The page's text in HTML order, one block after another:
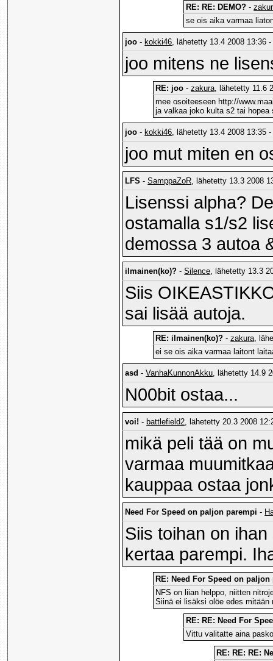
RE: RE: DEMO? -
se ois aika varmaa
joo - kokki46, lähetetty 13.4 2008 13:36
joo mitens ne
RE: joo -zakura, lähetetty 11.6
mee osoiteeseen http://
ja valkaa joko kulta s2 tai
joo - kokki46, lähetetty 13.4 2008 13:35
joo mut miten en
LFS -SamppaZoR, lähetetty 13.3 2008
Lisenssi alpha?
ostamalla s1/s2
demossa 3 autoa
ilmainen(ko)? -Silence, lähetetty 13.3
Siis
sai lisää autoja.
RE: ilmainen(ko)? -zakura,
ei se ois aika varmaa laitont
asd -VanhaKunnonAkku, lähetetty 14.9
N00bit ostaa...
voi! - battlefield2, lähetetty 20.3 2008
mikä peli tää on
varmaa
kauppaa ostaa
Need For Speed on paljon parempi -
Siis toihan on
kertaa parempi.
RE: Need For Speed on paljon
NFS on liian helppo, niitten
Siinä ei lisäksi olöe edes mitään
RE: RE: Need For
Vittu valitatte aina
RE: RE: RE: